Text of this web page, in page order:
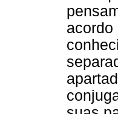
acordo